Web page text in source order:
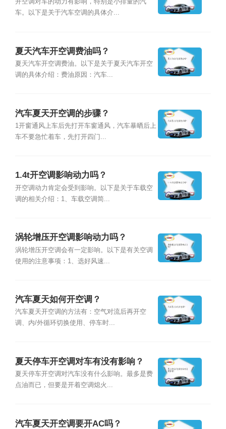
开空调对车的动力有影响，特别是小排量的汽
车。以下是关于汽车空调的具体介...
夏天汽车开空调费油吗？
夏天汽车开空调费油。以下是关于夏天汽车开空
调的具体介绍：费油原因：汽车...
汽车夏天开空调的步骤？
1开窗通风上车后先打开车窗通风，汽车暴晒后上
车不要急忙着车，先打开四门...
1.4t开空调影响动力吗？
开空调动力肯定会受到影响。以下是关于车载空
调的相关介绍：1、车载空调简...
涡轮增压开空调影响动力吗？
涡轮增压开空调会有一定影响。以下是有关空调
使用的注意事项：1、选好风速...
汽车夏天如何开空调？
汽车夏天开空调的方法有：空气对流后再开空
调、内/外循环切换使用、停车时...
夏天停车开空调对车有没有影响？
夏天停车开空调对汽车没有什么影响。最多是费
点油而已，但要是开着空调熄火...
汽车夏天开空调要开AC吗？